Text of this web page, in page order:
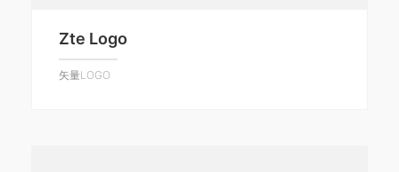
Zte Logo
矢量LOGO